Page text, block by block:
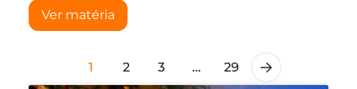
Ver matéria
1 2 3 … 29